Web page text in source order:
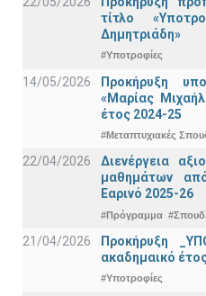
τίτλο
Δημητριάδη»
#Υποτροφίες
14/05/2026
Προκήρυξη
«Μαρίας
έτος 2024-25
#Μεταπτυχιακές
22/04/2026
Διενέργεια
μαθημάτων
Εαρινό 2025-26
#Πρόγραμμα
21/04/2026
Προκήρυξη
ακαδημαικό
#Υποτροφίες